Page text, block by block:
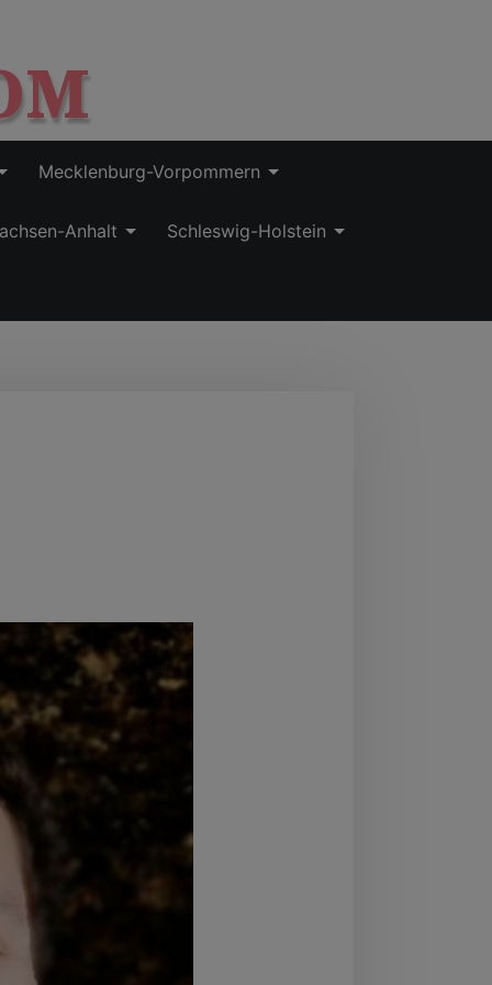
Mecklenburg-Vorpommern
Anhalt Schleswig-Holstein